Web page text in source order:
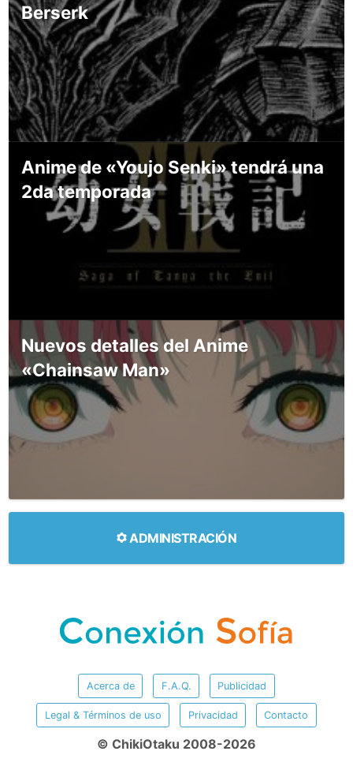
Berserk
Anime de «Youjo Senki» tendrá una
2da temporada
Nuevos detalles del Anime
«Chainsaw Man»
ADMINISTRACIÓN
Acerca de F.A.Q. Publicidad
Legal & Términos de uso Privacidad Contacto
© ChikiOtaku 2008-2026